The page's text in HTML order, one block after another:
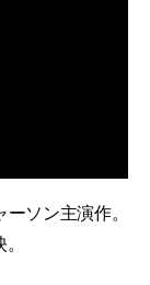
ソン主演作。